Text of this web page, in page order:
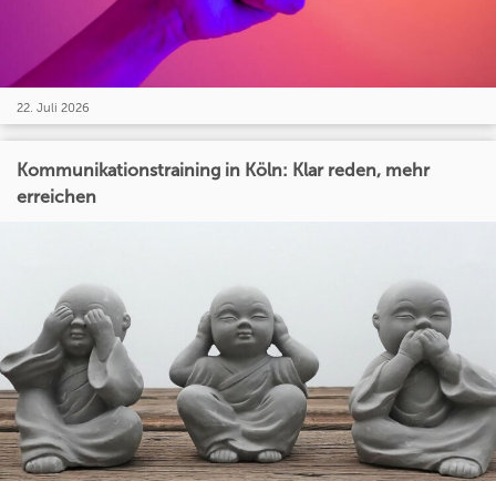
22. Juli 2026
Kommunikationstraining in Köln: Klar reden, mehr
erreichen